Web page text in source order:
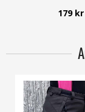
179 kr